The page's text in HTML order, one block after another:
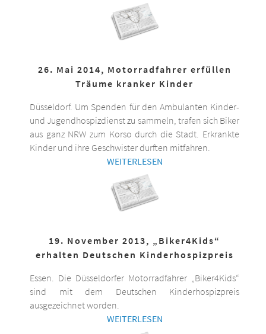
26. Mai 2014, Motorradfahrer erfüllen
Träume kranker Kinder
Düsseldorf. Um Spenden für den Ambulanten Kinder-
und Jugendhospizdienst zu sammeln, trafen sich Biker
aus ganz NRW zum Korso durch die Stadt. Erkrankte
Kinder und ihre Geschwister durften mitfahren.
WEITERLESEN
19. November 2013, „Biker4Kids“
erhalten Deutschen Kinderhospizpreis
Essen. Die Düsseldorfer Motorradfahrer „Biker4Kids“
sind mit dem Deutschen Kinderhospizpreis
ausgezeichnet worden.
WEITERLESEN